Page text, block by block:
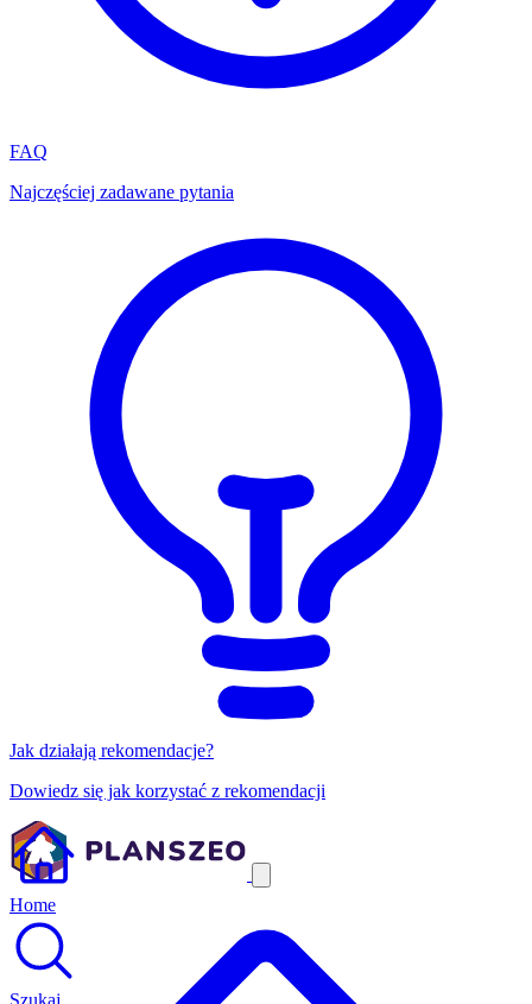
FAQ
Najczęściej zadawane pytania
Jak działają rekomendacje?
Dowiedz się jak korzystać z rekomendacji
Home
Szukaj